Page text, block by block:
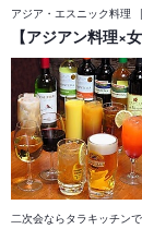
アジア・エスニック料理
【アジアン料理
二次会ならタラキッチンで